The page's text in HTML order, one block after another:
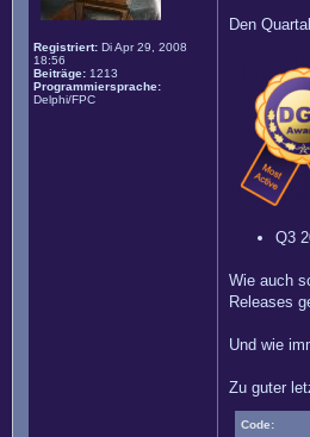
Registriert: Di Apr 29, 2008
18:56
Beiträge: 1213
Programmiersprache:
Delphi/FPC
Den
Q3
Wie auch
Releases
Und wie
Zu guter
Code: